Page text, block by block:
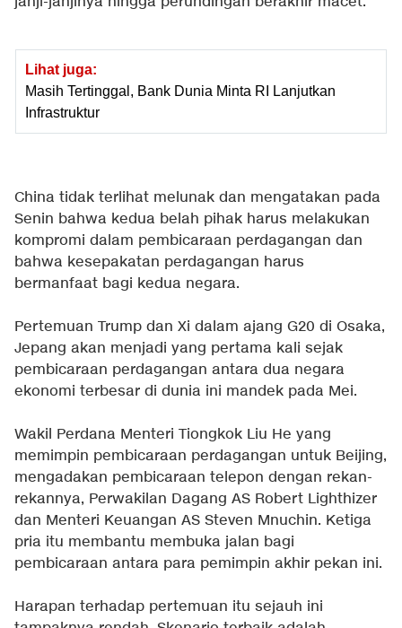
Lihat juga:
Masih Tertinggal, Bank Dunia Minta RI Lanjutkan
Infrastruktur
China tidak terlihat melunak dan mengatakan pada
Senin bahwa kedua belah pihak harus melakukan
kompromi dalam pembicaraan perdagangan dan
bahwa kesepakatan perdagangan harus
bermanfaat bagi kedua negara.
Pertemuan Trump dan Xi dalam ajang G20 di Osaka,
Jepang akan menjadi yang pertama kali sejak
pembicaraan perdagangan antara dua negara
ekonomi terbesar di dunia ini mandek pada Mei.
Wakil Perdana Menteri Tiongkok Liu He yang
memimpin pembicaraan perdagangan untuk Beijing,
mengadakan pembicaraan telepon dengan rekan-
rekannya, Perwakilan Dagang AS Robert Lighthizer
dan Menteri Keuangan AS Steven Mnuchin. Ketiga
pria itu membantu membuka jalan bagi
pembicaraan antara para pemimpin akhir pekan ini.
Harapan terhadap pertemuan itu sejauh ini